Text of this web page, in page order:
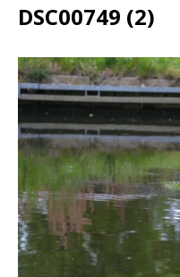
DSC00749 (2)